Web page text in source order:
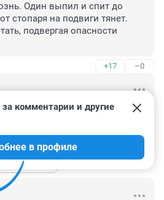
Один выпил и спит до
стопаря на подвиги тянет.
подвергая опасности
+17 –0
+2 –0
4 ответа
комментарии и другие
в профиле